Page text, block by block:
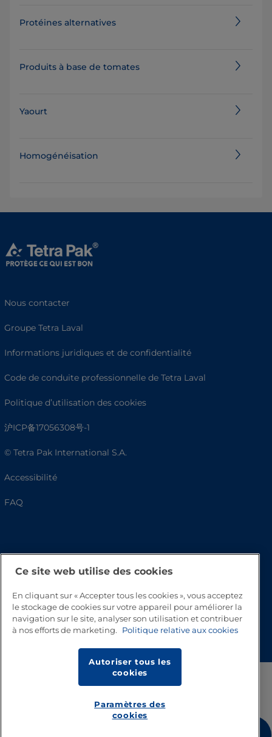
Protéines alternatives
Produits à base de tomates
Yaourt
Homogénéisation
Nous contacter
Groupe Tetra Laval
Informations juridiques et de confidentialité
Code de conduite professionnelle de Tetra Laval
Politique d’utilisation des cookies
沪ICP备17056308号-1
© Tetra Pak International S.A.
Accessibilité
FAQ
Haut de page
Ce site web utilise des cookies
En cliquant sur « Accepter tous les cookies », vous acceptez
le stockage de cookies sur votre appareil pour améliorer la
navigation sur le site, analyser son utilisation et contribuer
à nos efforts de marketing.
Politique relative aux cookies
Autoriser tous les
cookies
Paramètres des
cookies